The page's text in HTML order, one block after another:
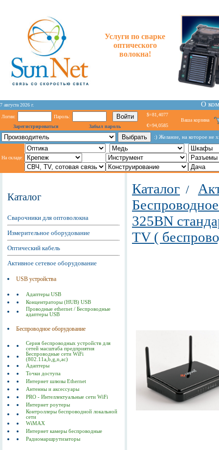
Услуги по сварке
оптического
волокна!
7 августа 2026 г. О
Логин:
Пароль:
Зарегистрироваться
Забыл пароль
$=81,4077
€=94,0585
Ваша корзина
:) Желание, на которое не
На складе:
Каталог
Сварочники для оптоволокна
Измерительное оборудование
Оптический кабель
Активное сетевое оборудование
USB устройства
Адаптеры USB
Концентраторы (HUB) USB
Проводные ethernet / Беспроводные
адаптеры USB
Беспроводное оборудование
Серия беспроводных устройств для
сетей масштаба предприятия
Беспроводные сети WiFi
(802.11a,b,g,n,ac)
Адаптеры
Точки доступа
Интернет шлюзы Ethernet
Антенны и аксессуары
PRO - Интеллектуальные сети WiFi
Интернет роутеры
Контроллеры беспроводной локальной
сети
WiMAX
Интернет камеры беспроводные
Радиомаршрутизаторы
Каталог /
325BN
TV (